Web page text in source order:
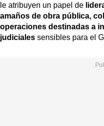
le atribuyen un papel de
amaños de obra pública,
operaciones destinadas a
judiciales sensibles para el